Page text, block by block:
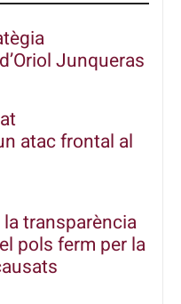
Junqueras
atac frontal al
transparència
pols ferm per la